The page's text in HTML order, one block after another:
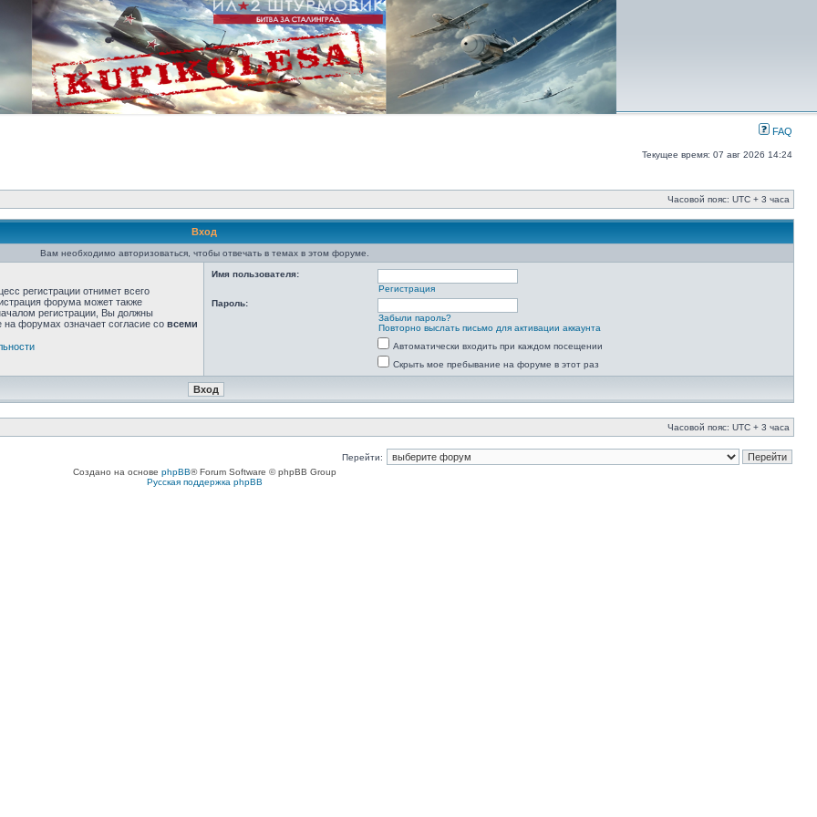
FAQ
Текущее время: 07 авг 2026 14:24
Часовой пояс: UTC + 3 часа
Вход
Вам необходимо авторизоваться, чтобы отвечать в темах в этом форуме.
регистрации отнимет всего
форума может также
регистрации, Вы должны
форумах означает согласие со всеми
Имя пользователя:
Регистрация
Пароль:
Забыли пароль?
Повторно выслать письмо для активации аккаунта
Автоматически входить при каждом посещении
Скрыть мое пребывание на форуме в этот раз
Часовой пояс: UTC + 3 часа
Перейти:
Создано на основе phpBB® Forum Software © phpBB Group
Русская поддержка phpBB